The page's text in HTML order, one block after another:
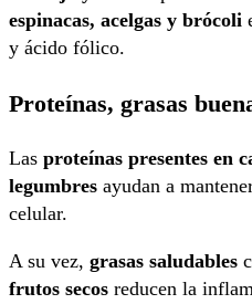
espinacas, acelgas y brócoli
y ácido fólico.
Proteínas, grasas
Las proteínas presentes en
legumbres ayudan a
celular.
A su vez, grasas saludables
frutos secos reducen la